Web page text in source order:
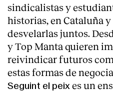
sindicalistas y
historias, en Cataluña y
desvelarlas juntos.
y Top Manta quieren
reivindicar futuros
estas formas de
Seguint el peix es un